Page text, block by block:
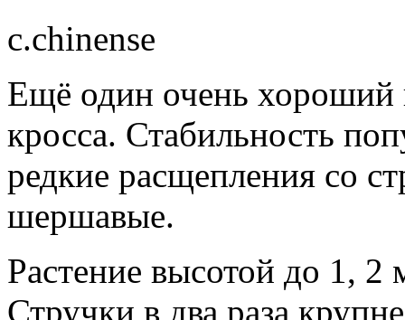
c.chinense
Ещё один очень хороший
кросса. Стабильность
редкие расщепления со
шершавые.
Растение высотой до 1, 2
Стручки в два раза